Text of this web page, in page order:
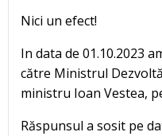
Nici un efect!
In data de 01.10.2023
către Ministrul
ministru Ioan Vestea,
Răspunsul a sosit pe